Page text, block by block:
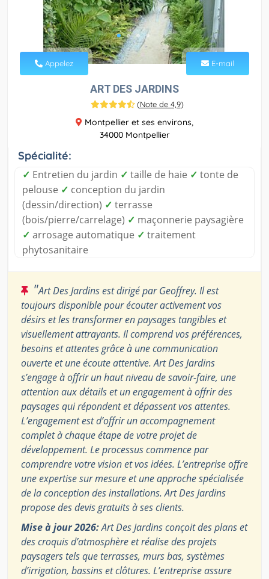
Appelez E-mail
ART DES JARDINS
(Note de 4,9)
Montpellier et ses environs,
34000 Montpellier
Spécialité:
✓ Entretien du jardin ✓ taille de haie ✓ tonte de
pelouse ✓ conception du jardin
(dessin/direction) ✓ terrasse
(bois/pierre/carrelage) ✓ maçonnerie paysagière
✓ arrosage automatique ✓ traitement
phytosanitaire
"Art Des Jardins est dirigé par Geoffrey. Il est
toujours disponible pour écouter activement vos
désirs et les transformer en paysages tangibles et
visuellement attrayants. Il comprend vos préférences,
besoins et attentes grâce à une communication
ouverte et une écoute attentive. Art Des Jardins
s’engage à offrir un haut niveau de savoir-faire, une
attention aux détails et un engagement à offrir des
paysages qui répondent et dépassent vos attentes.
L’engagement est d’offrir un accompagnement
complet à chaque étape de votre projet de
développement. Le processus commence par
comprendre votre vision et vos idées. L’entreprise offre
une expertise sur mesure et une approche spécialisée
de la conception des installations. Art Des Jardins
propose des devis gratuits à ses clients.
Mise à jour 2026:Art Des Jardins conçoit des plans et
des croquis d’atmosphère et réalise des projets
paysagers tels que terrasses, murs bas, systèmes
d’irrigation, bassins et clôtures. L’entreprise assure